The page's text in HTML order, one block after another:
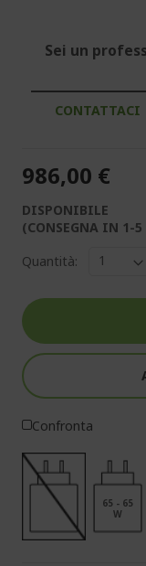
Sei un
CONTATTACI
986,00 €
DISPONIBILE
(CONSEGNA IN 1-
Quantità:
Confronta
65 - 65
W